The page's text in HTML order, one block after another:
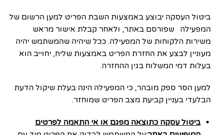
ביטול העסקה יבוצע באמצעות השבת הפריט למען הרשום של
המפעילה שפורסם באתר, ולאחר קבלת אישור מראש
משירות הלקוחות של המפעילה. ככל שיהיה שהמשתמש יהיה
מעוניין לבצע את החזרת הפריט באמצעות שליח, יחוייב הוא
בעלות דמי המשלוח בגין ההחזרה.
למען הסר ספק מובהר, כי המפעילה הינה בעלת שיקול הדעת
הבלעדי בעניין קביעת מצב הפריט שמוחזר.
ביטול עסקה כתוצאה מפגם או אי התאמה לפרטים